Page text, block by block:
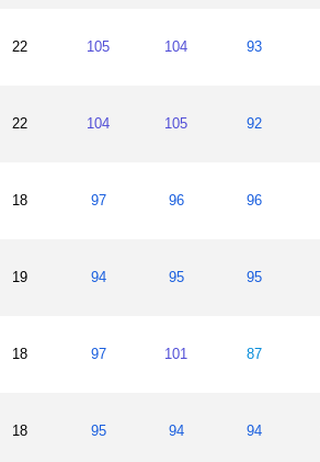
22 105 104 93
22 104 105 92
18 97 96 96
19 94 95 95
18 97 101 87
18 95 94 94